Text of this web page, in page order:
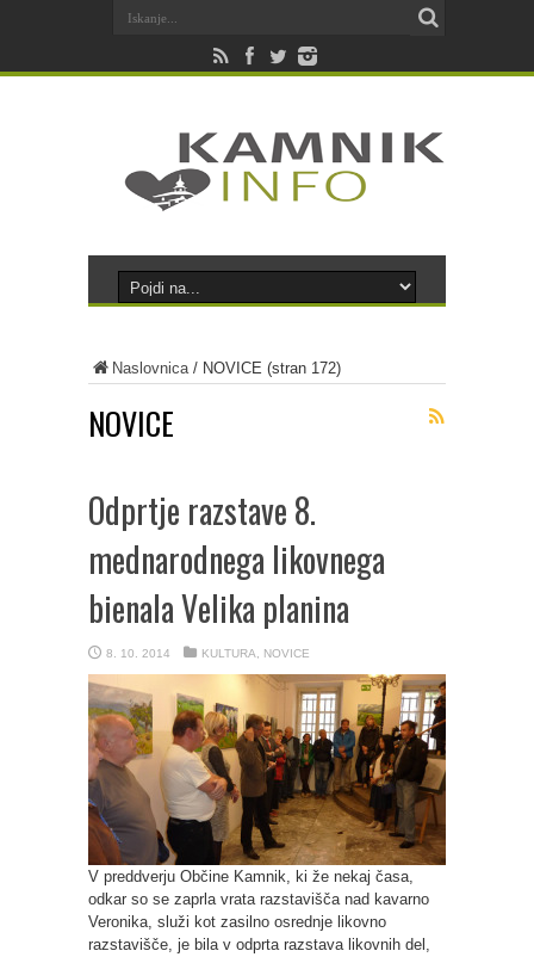
Naslovnica/ NOVICE (stran 172)
NOVICE
Odprtje razstave 8.
mednarodnega likovnega
bienala Velika planina
8. 10. 2014 KULTURA NOVICE
V preddverju Občine Kamnik, ki že nekaj časa,
odkar so se zaprla vrata razstavišča nad kavarno
Veronika, služi kot zasilno osrednje likovno
razstavišče, je bila v odprta razstava likovnih del,